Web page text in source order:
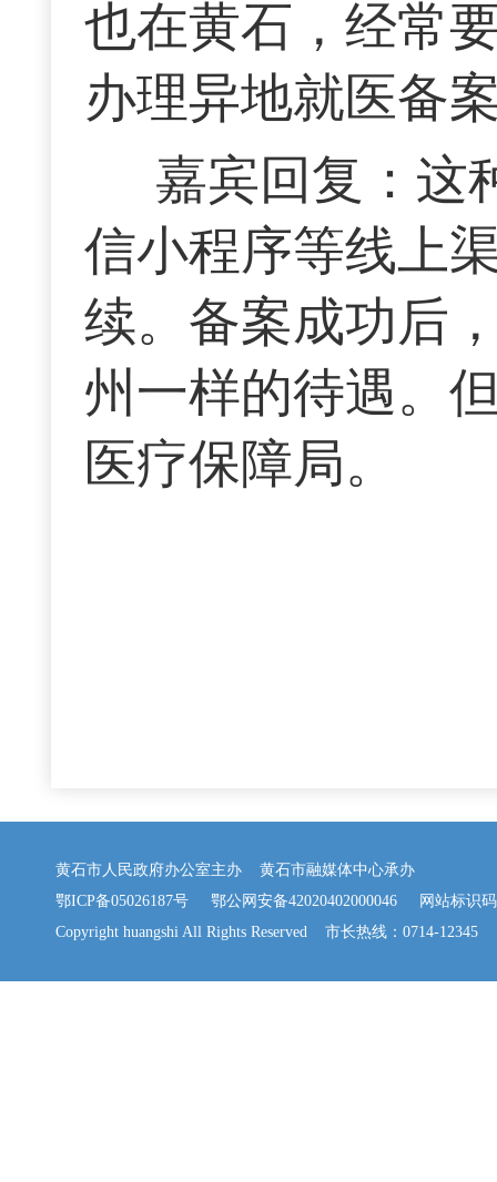
也在黄石，经常
办理异地就医备
嘉宾回复：这
信小程序等线上
续。备案成功后
州一样的待遇。
医疗保障局。
黄石市人民政府办公室主办 黄石市融媒体中心承办
鄂ICP备05026187号
鄂公网安备42020402000046 网站标识码
Copyright huangshi All Rights Reserved 市长热线：0714-12345